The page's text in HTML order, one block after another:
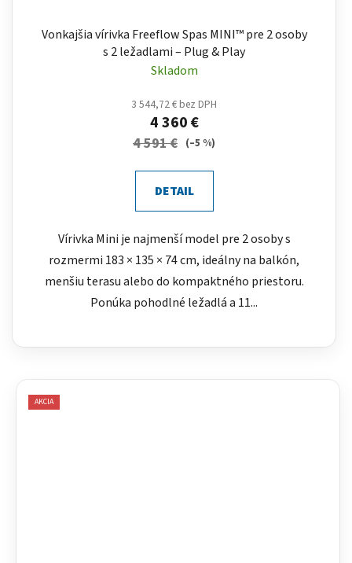
Vonkajšia vírivka Freeflow Spas MINI™ pre 2 osoby
s 2 ležadlami – Plug & Play
Skladom
3 544,72 € bez DPH
4 360 €
4 591 € (–5 %)
DETAIL
Vírivka Mini je najmenší model pre 2 osoby s
rozmermi 183 × 135 × 74 cm, ideálny na balkón,
menšiu terasu alebo do kompaktného priestoru.
Ponúka pohodlné ležadlá a 11...
AKCIA